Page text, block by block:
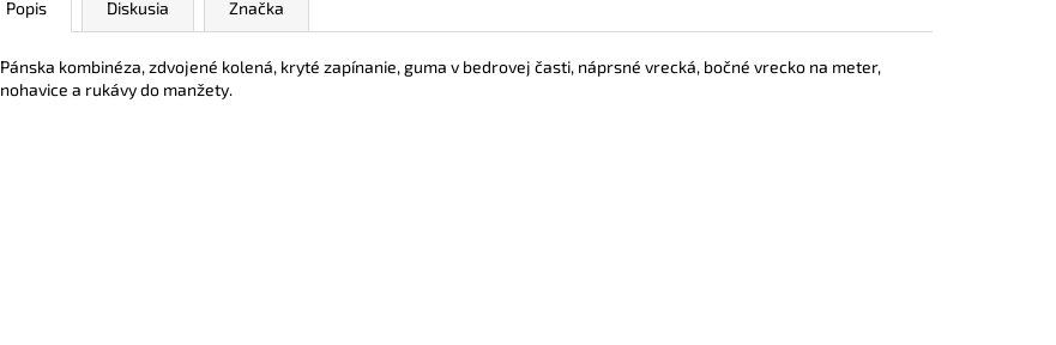
Popis Diskusia Značka
Pánska kombinéza, zdvojené kolená, kryté zapínanie, guma v bedrovej časti, náprsné vrecká, bočné vrecko na meter,
nohavice a rukávy do manžety.